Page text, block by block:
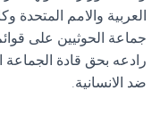
العربية والامم المتحدة
جماعة الحوثيين على
رادعه بحق قادة
ضد الانسانية.